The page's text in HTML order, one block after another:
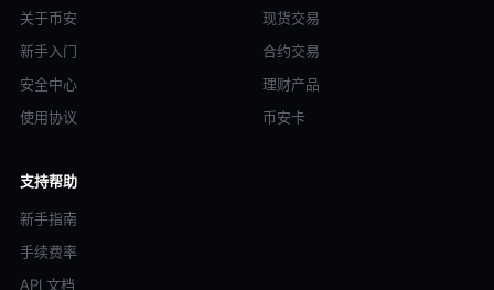
关于币安
新手入门
安全中心
使用协议
现货交易
合约交易
理财产品
币安卡
支持帮助
新手指南
手续费率
API 文档